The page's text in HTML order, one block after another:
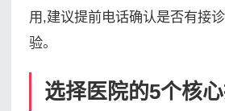
用,建议提前电话确认是否有接
验。
选择医院的5个核